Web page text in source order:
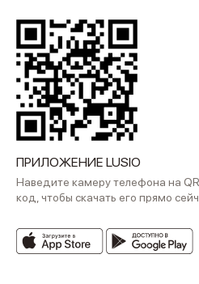
ПРИЛОЖЕНИЕ LUSIO
Наведите камеру телефона на
код, чтобы скачать его прямо